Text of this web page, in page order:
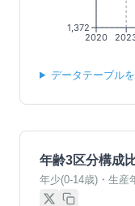
2020
1,372
データテーブル
年齢3区分構成
年少(0-14歳)・生産